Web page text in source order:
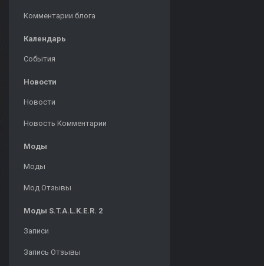
Комментарии блога
Календарь
События
Новости
Новости
Новость Комментарии
Моды
Моды
Мод Отзывы
Моды S.T.A.L.K.E.R. 2
Записи
Запись Отзывы